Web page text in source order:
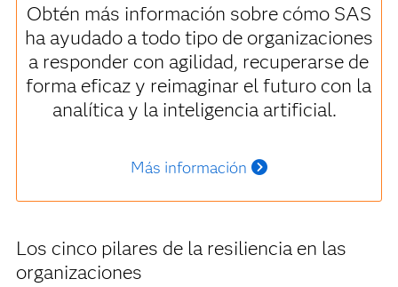
Obtén más información sobre cómo SAS
ha ayudado a todo tipo de organizaciones
a responder con agilidad, recuperarse de
forma eficaz y reimaginar el futuro con la
analítica y la inteligencia artificial.
Más información
Los cinco pilares de la resiliencia en las
organizaciones